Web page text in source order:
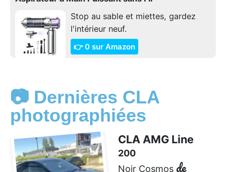
Stop au sable et miettes, gardez
l'intérieur neuf.
👉 0 sur Amazon
📷 Dernières CLA
photographiées
CLA AMG Line
200
Noir Cosmos de